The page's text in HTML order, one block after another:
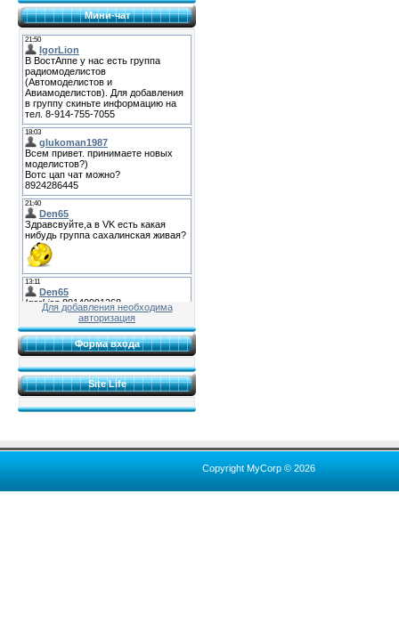
Мини-чат
Для добавления необходима
авторизация
Форма входа
Site Life
Copyright MyCorp © 2026